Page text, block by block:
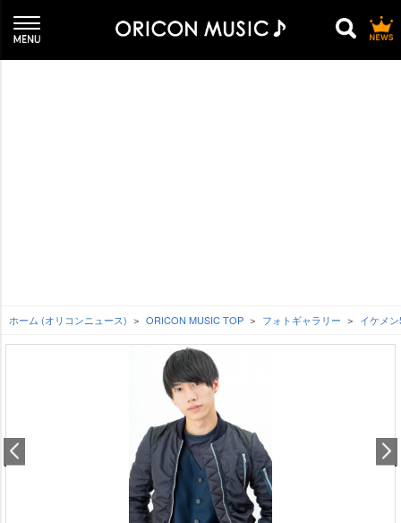
ホーム (オリコンニュース) ORICON MUSIC TOP フォトギャラリー イケメ